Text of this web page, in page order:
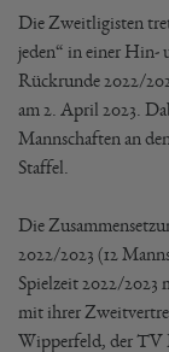
Die Zweitligisten
jeden“ in einer Hin-
Rückrunde 2022/
am 2. April 2023.
Mannschaften an
Staffel.
Die
2022/2023 (12
Spielzeit 2022/2023
mit ihrer
Wipperfeld, der TV